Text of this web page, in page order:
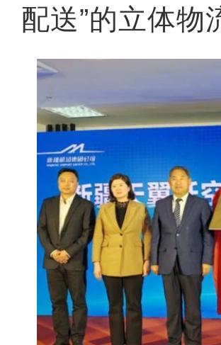
配送”的立体物